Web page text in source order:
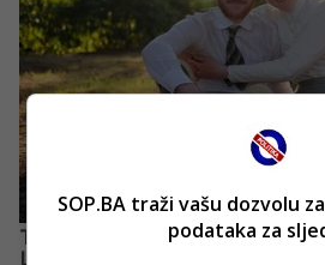
SOP.BA traži vašu dozvolu
podataka za